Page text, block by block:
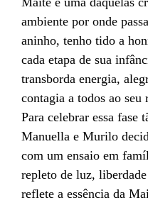
ambiente por onde
aninho, tenho tido a
cada etapa de sua
transborda energia,
contagia a todos ao seu
Para celebrar essa fase
Manuella e Murilo
com um ensaio em
repleto de luz,
reflete a essência da